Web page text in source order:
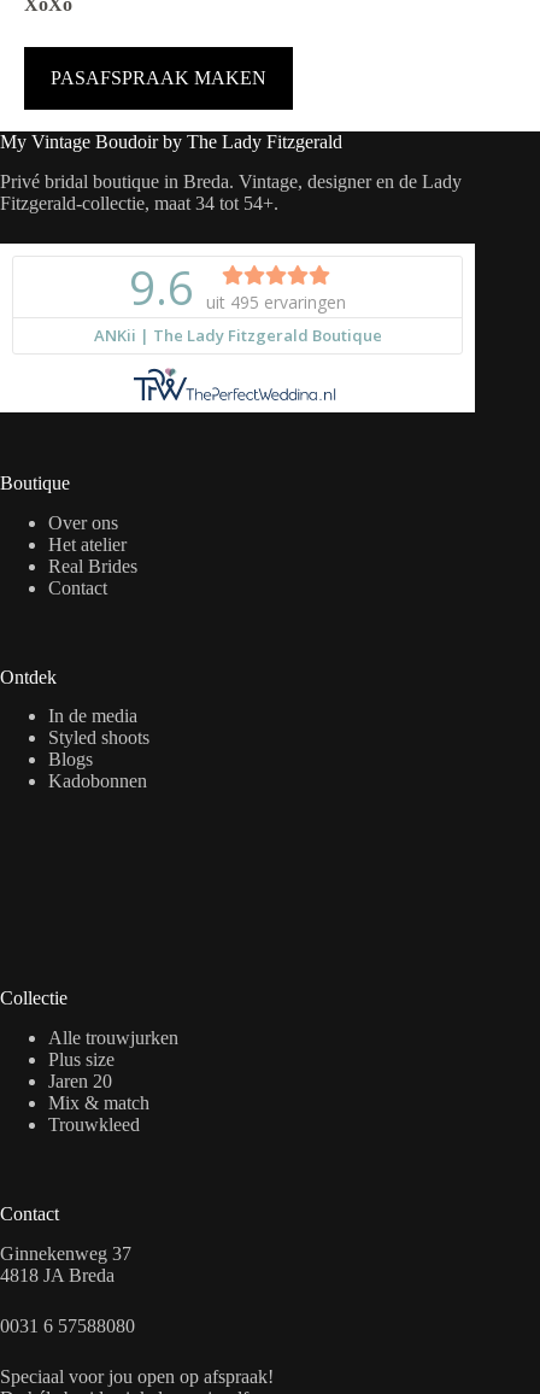
XoXo
PASAFSPRAAK MAKEN
My Vintage Boudoir by The Lady Fitzgerald
Privé bridal boutique in Breda. Vintage, designer en de Lady
Fitzgerald-collectie, maat 34 tot 54+.
Boutique
Over ons
Het atelier
Real Brides
Contact
Ontdek
In de media
Styled shoots
Blogs
Kadobonnen
Collectie
Alle trouwjurken
Plus size
Jaren 20
Mix & match
Trouwkleed
Contact
Ginnekenweg 37
4818 JA Breda
0031 6 57588080
Speciaal voor jou open op afspraak!